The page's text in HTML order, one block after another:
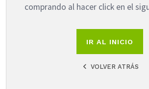
comprando al hacer click en el
IR AL INICIO
VOLVER ATRÁS